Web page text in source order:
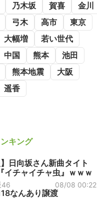
乃木坂 賀喜
金川
弓木 高市
東京
大幅増
若い世代
中国 熊本
池田
熊本地震
大阪
遥香
キング
】日向坂さん新曲タイト
イチャイチャ虫』ｗｗｗ
46 08/08 00:22
なんあり譲渡